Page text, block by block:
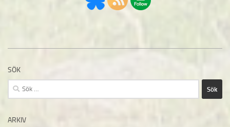
SÖK
Sök
efter:
ARKIV